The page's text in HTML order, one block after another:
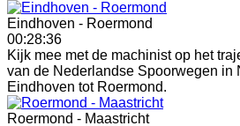
Eindhoven - Roermond
00:28:36
Kijk mee met de machinist op het
van de Nederlandse Spoorwegen in
Eindhoven tot Roermond.
Roermond - Maastricht